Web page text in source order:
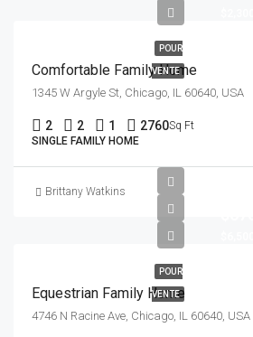
POUR
VENTE
Comfortable Family Home
1345 W Argyle St, Chicago, IL 60640, USA
2 2 1 2760Sq Ft
SINGLE FAMILY HOME
Brittany Watkins
POUR
VENTE
Equestrian Family Home
4746 N Racine Ave, Chicago, IL 60640, USA